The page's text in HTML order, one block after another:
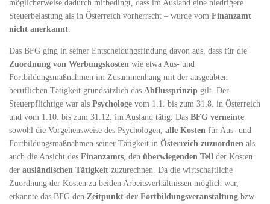
möglicherweise dadurch mitbedingt, dass im Ausland eine niedrigere
Steuerbelastung als in Österreich vorherrscht – wurde vom Finanzamt
nicht anerkannt
Das BFG ging in seiner Entscheidungsfindung davon aus, dass für die
Zuordnung von Werbungskosten wie etwa Aus- und
Fortbildungsmaßnahmen im Zusammenhang mit der ausgeübten
beruflichen Tätigkeit grundsätzlich das Abflussprinzip gilt. Der
Steuerpflichtige war als Psychologe vom 1.1. bis zum 31.8. in Österreich
und vom 1.10. bis zum 31.12. im Ausland tätig. Das BFG verneinte
sowohl die Vorgehensweise des Psychologen, alle Kosten für Aus- und
Fortbildungsmaßnahmen seiner Tätigkeit in Österreich zuzuordnen als
auch die Ansicht des Finanzamts , den überwiegenden Teil der Kosten
der ausländischen Tätigkeit zuzurechnen. Da die wirtschaftliche
Zuordnung der Kosten zu beiden Arbeitsverhältnissen möglich war,
erkannte das BFG den Zeitpunkt der Fortbildungsveranstaltung bzw.